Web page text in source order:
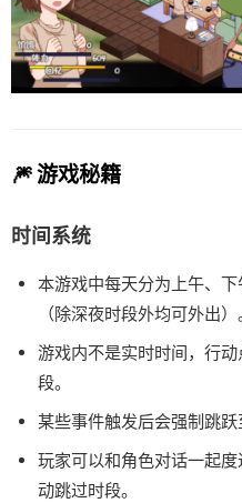
🎆 游戏秘籍
时间系统
本游戏中每天分为上午、
（除深夜时段外均可外出）
游戏内不是实时时间，行
段。
某些事件触发后会强制跳跃
玩家可以和角色对话一起
动跳过时段。